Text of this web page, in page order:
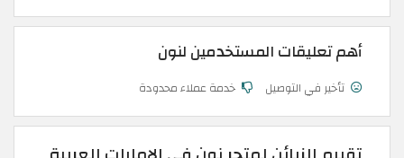
أهم تعليقات المستخدمين لنون
تأخير في التوصيل خدمة عملاء محدودة